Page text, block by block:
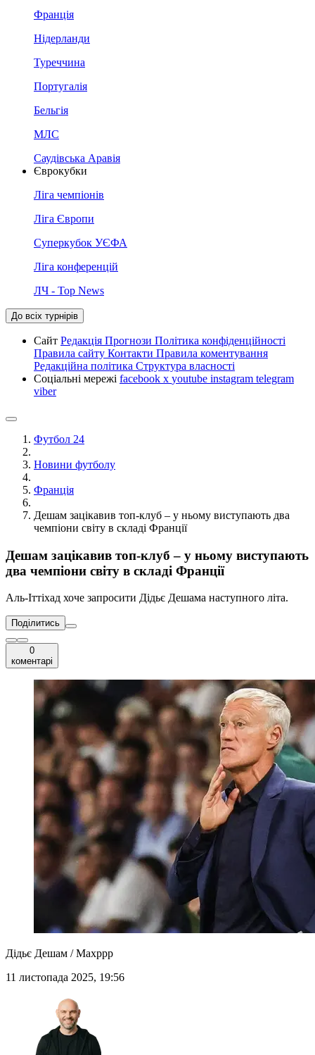
Франція
Нідерланди
Туреччина
Португалія
Бельгія
МЛС
Саудівська Аравія
Єврокубки
Ліга чемпіонів
Ліга Європи
Суперкубок УЄФА
Ліга конференцій
ЛЧ - Top News
До всіх турнірів
Сайт Редакція Прогнози Політика конфіденційності
Правила сайту Контакти Правила коментування
Редакційна політика Структура власності
Соціальні мережі facebook x youtube instagram telegram
viber
Футбол 24
Новини футболу
Франція
Дешам зацікавив топ-клуб – у ньому виступають два
чемпіони світу в складі Франції
Дешам зацікавив топ-клуб – у ньому виступають
два чемпіони світу в складі Франції
Аль-Іттіхад хоче запросити Дідьє Дешама наступного літа.
Поділитись
0
коментарі
Дідьє Дешам / Maxppp
11 листопада 2025, 19:56